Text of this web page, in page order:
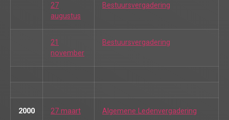
27
augustus
Bestuursvergadering
21
november
Bestuursvergadering
2000 27 maart Algemene Ledenvergadering